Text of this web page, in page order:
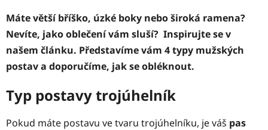
Máte větší bříško, úzké boky nebo široká ramena?
Nevíte, jako oblečení vám sluší? Inspirujte se v
našem článku. Představíme vám 4 typy mužských
postav a doporučíme, jak se obléknout.
Typ postavy trojúhelník
Pokud máte postavu ve tvaru trojúhelníku, je váš pas